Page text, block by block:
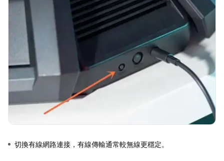
切換有線網路連接，有線傳輸通常較無線更穩定。